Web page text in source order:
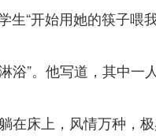
“开始用她的筷子喂
”。他写道，其中一
在床上，风情万种，